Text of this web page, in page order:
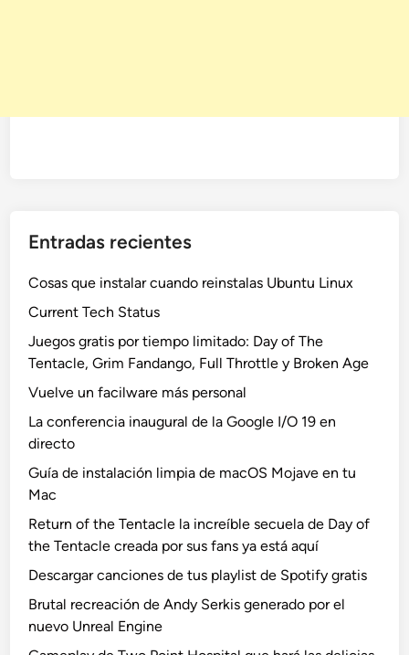
Entradas recientes
Cosas que instalar cuando reinstalas Ubuntu Linux
Current Tech Status
Juegos gratis por tiempo limitado: Day of The
Tentacle, Grim Fandango, Full Throttle y Broken Age
Vuelve un facilware más personal
La conferencia inaugural de la Google I/O 19 en
directo
Guía de instalación limpia de macOS Mojave en tu
Mac
Return of the Tentacle la increíble secuela de Day of
the Tentacle creada por sus fans ya está aquí
Descargar canciones de tus playlist de Spotify gratis
Brutal recreación de Andy Serkis generado por el
nuevo Unreal Engine